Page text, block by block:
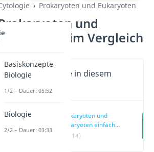
Prokaryoten und Eukaryoten
und
im Vergleich
Wichtige Inhalte in diesem
Prokaryoten und
Eukaryoten einfach
erklärt
(00:14)
Basiskonzepte
Biologie
1/2 – Dauer: 05:52
Biologie
2/2 – Dauer: 03:33